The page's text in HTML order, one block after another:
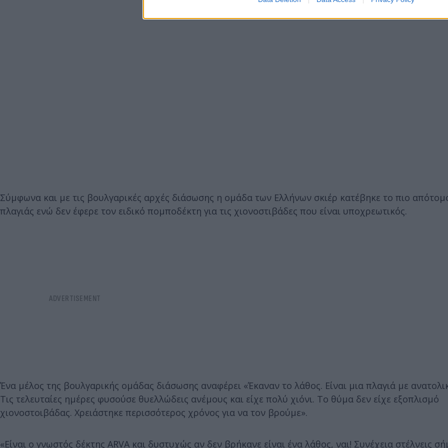
Σύμφωνα και με τις βουλγαρικές αρχές διάσωσης η ομάδα των Ελλήνων σκιέρ κατέβηκε το πιο
πλαγιάς ενώ δεν έφερε τον ειδικό πομπoδέκτη για τις χιονοστιβάδες που είναι υποχρεωτικός.
Ένα μέλος της βουλγαρικής ομάδας διάσωσης αναφέρει «Έκαναν το λάθος. Είναι μια πλαγιά με
Τις τελευταίες ημέρες φυσούσε θυελλώδεις ανέμους και είχε πολύ χιόνι. Το θύμα δεν είχε εξοπλισμό
χιονοστοιβάδας. Χρειάστηκε περισσότερος χρόνος για να τον βρούμε».
«Είναι ο γνωστός δέκτης ARVA και δυστυχώς αν δεν βρήκανε είναι ένα λάθος, ναι! Συνέχεια στέλνεις